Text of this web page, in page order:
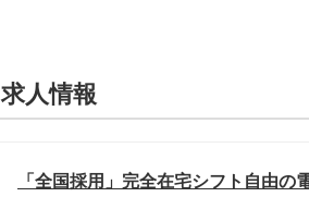
求人情報
「全国採用」完全在宅シフト自由